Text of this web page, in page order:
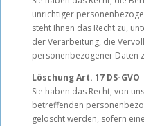
unrichtiger
steht Ihnen das Recht zu,
der Verarbeitung, die
personenbezogener Daten
Löschung Art. 17 DS-GVO
Sie haben das Recht, von
betreffenden
gelöscht werden, sofern